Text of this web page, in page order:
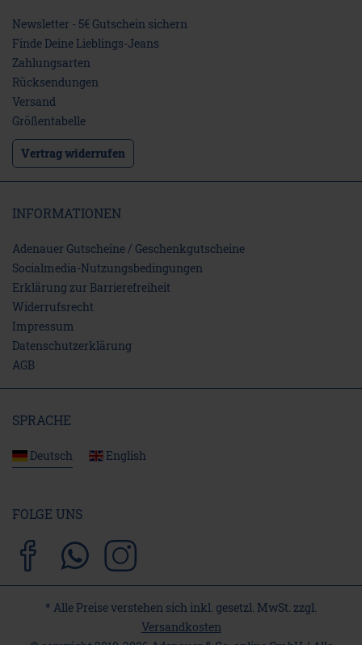
Newsletter - 5€ Gutschein sichern
Finde Deine Lieblings-Jeans
Zahlungsarten
Rücksendungen
Versand
Größentabelle
Vertrag widerrufen
INFORMATIONEN
Adenauer Gutscheine / Geschenkgutscheine
Socialmedia-Nutzungsbedingungen
Erklärung zur Barrierefreiheit
Widerrufs­recht
Impressum
Daten­schutz­erklärung
AGB
SPRACHE
Deutsch English
FOLGE UNS
* Alle Preise verstehen sich inkl. gesetzl. MwSt. zzgl.
Versandkosten